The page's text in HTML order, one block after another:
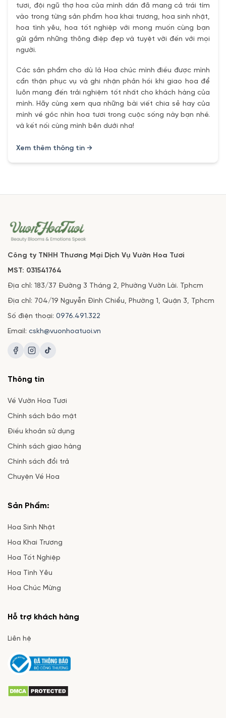
tươi, đội ngũ thợ hoa của mình dần đã mang cả trái tím
vào trong từng sản phẩm hoa khai trương, hoa sinh nhật,
hoa tình yêu, hoa tốt nghiệp với mong muốn cùng bạn
gửi gắm những thông điệp đẹp và tuyệt vời đến với mọi
người.
Các sản phẩm cho dù là Hoa chúc mình điều được mình
cẩn thận phục vụ và ghi nhận phản hồi khi giao hoa để
luôn mang đến trải nghiệm tốt nhất cho khách hàng của
mình. Hãy cùng xem qua những bài viết chia sẻ hay của
mình về góc nhìn hoa tươi trong cuộc sống này bạn nhé.
và kết nối cùng mình bên dưới nha!
Xem thêm thông tin →
Công ty TNHH Thương Mại Dịch Vụ Vườn Hoa Tươi
MST: 031541764
Địa chỉ: 183/37 Đường 3 Tháng 2, Phường Vườn Lài. Tphcm
Địa chỉ: 704/19 Nguyễn Đình Chiểu, Phường 1, Quận 3, Tphcm
Số điện thoại: 0976.491.322
Email: cskh@vuonhoatuoi.vn
Thông tin
Về Vườn Hoa Tươi
Chính sách bảo mật
Điều khoản sử dụng
Chính sách giao hàng
Chính sách đổi trả
Chuyện Về Hoa
Sản Phẩm:
Hoa Sinh Nhật
Hoa Khai Trương
Hoa Tốt Nghiệp
Hoa Tình Yêu
Hoa Chúc Mừng
Hỗ trợ khách hàng
Liên hệ